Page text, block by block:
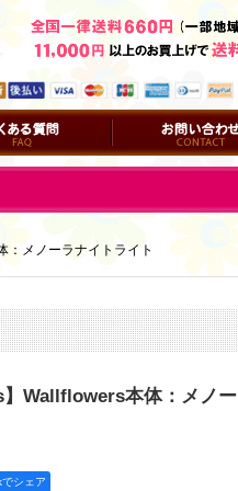
お問い合わせ
：メノーラナイトライト
Wallflowers本体：メノー
シェア